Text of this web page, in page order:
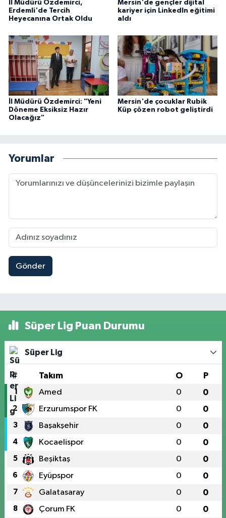
İl Müdürü Özdemirci,
Erdemli'de Tercih
Heyecanına Ortak Oldu
Mersin'de gençler dijital
kariyer için LinkedIn eğitimi
aldı
İl Müdürü Özdemirci: "Yeni
Döneme Eksiksiz Hazır
Olacağız"
Mersin'de çocuklar Rubik
Küp çözen robot geliştirdi
Yorumlar
Gönder
Süper Lig Puan Durumu
Süper Lig
# Takım O P
1 Amed 0 0
2 Erzurumspor FK 0 0
3 Başakşehir 0 0
4 Kocaelispor 0 0
5 Beşiktaş 0 0
6 Eyüpspor 0 0
7 Galatasaray 0 0
8 Çorum FK 0 0